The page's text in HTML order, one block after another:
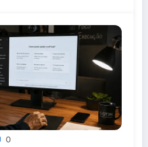
0